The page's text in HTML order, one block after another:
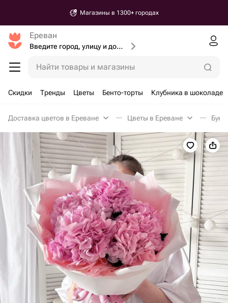
Магазины в 1300+ городах
Ереван
Введите город, улицу и дом доставки
Найти товары и магазины
Скидки Тренды Цветы Бенто-торты Клубника в шоколаде
Доставка цветов в Ереване Цветы в Ереване